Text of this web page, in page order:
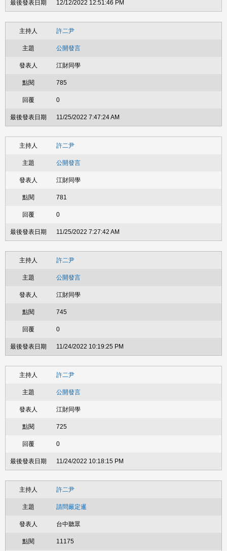
12/12/2022 12:51:46 PM
許二尹
公開發言
江財同學
785
0
11/25/2022 7:47:24 AM
許二尹
公開發言
江財同學
781
0
11/25/2022 7:27:42 AM
許二尹
公開發言
江財同學
745
0
11/24/2022 10:19:25 PM
許二尹
公開發言
江財同學
725
0
11/24/2022 10:18:15 PM
許二尹
請問嚴定暹
台中聽眾
11175